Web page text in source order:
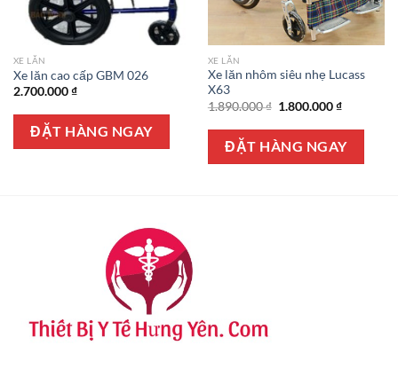
XE LĂN
Xe lăn cao cấp GBM 026
2.700.000₫
ĐẶT HÀNG NGAY
XE LĂN
Xe lăn nhôm siêu nhẹ Lucass
X63
1.890.000₫ Giá
là:
1.890.000 ₫.
1.800.000₫Giá
tại
là:
1.800.000
ĐẶT HÀNG NGAY